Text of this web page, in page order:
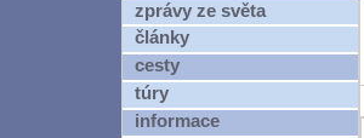
zprávy ze světa
články
cesty
túry
informace